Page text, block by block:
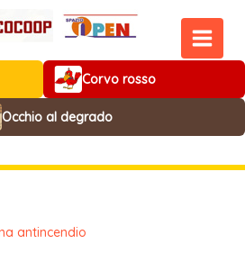
MAIN
Corvo rosso
Occhio al degrado